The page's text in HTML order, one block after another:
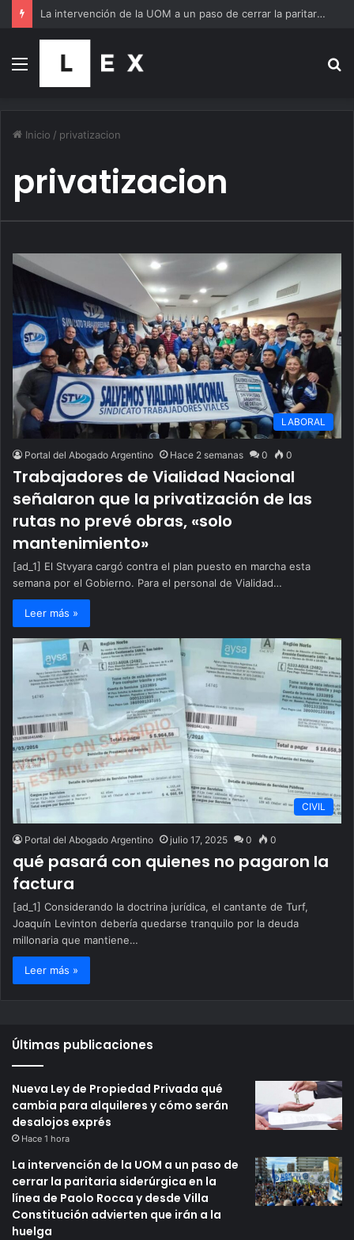
La intervención de la UOM a un paso de cerrar la paritaria siderúrgica en la línea de Paolo Rocca y desde Villa Constitución advierten que irán a la huelga
Menú
Inicio / privatizacion
privatizacion
LABORAL
Portal del Abogado Argentino Hace 2 semanas 0 0
Trabajadores de Vialidad Nacional
señalaron que la privatización de las
rutas no prevé obras, «solo
mantenimiento»
[ad_1] El Stvyara cargó contra el plan puesto en marcha esta
semana por el Gobierno. Para el personal de Vialidad…
Leer más »
CIVIL
Portal del Abogado Argentino julio 17, 2025 0 0
qué pasará con quienes no pagaron la
factura
[ad_1] Considerando la doctrina jurídica, el cantante de Turf,
Joaquín Levinton debería quedarse tranquilo por la deuda
millonaria que mantiene…
Leer más »
Últimas publicaciones
Nueva Ley de Propiedad Privada qué
cambia para alquileres y cómo serán
desalojos exprés
Hace 1 hora
La intervención de la UOM a un paso de
cerrar la paritaria siderúrgica en la
línea de Paolo Rocca y desde Villa
Constitución advierten que irán a la
huelga